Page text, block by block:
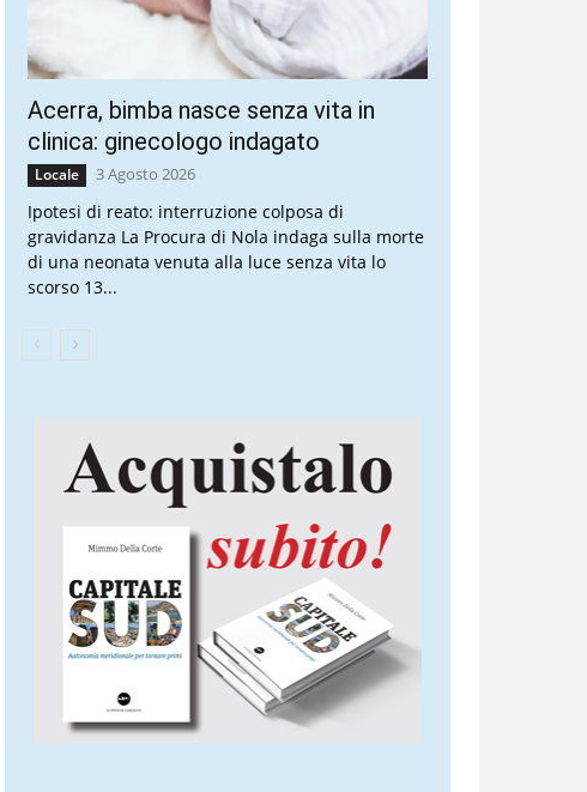
Acerra, bimba nasce senza vita in
clinica: ginecologo indagato
Locale 3 Agosto 2026
Ipotesi di reato: interruzione colposa di
gravidanza La Procura di Nola indaga sulla morte
di una neonata venuta alla luce senza vita lo
scorso 13...